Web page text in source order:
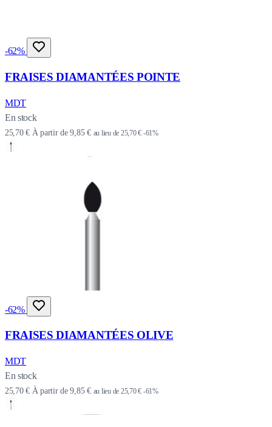
-62%
FRAISES DIAMANTÉES POINTE
MDT
En stock
25,70 € À partir de 9,85 € au lieu de 25,70 € -61%
-62%
FRAISES DIAMANTÉES OLIVE
MDT
En stock
25,70 € À partir de 9,85 € au lieu de 25,70 € -61%